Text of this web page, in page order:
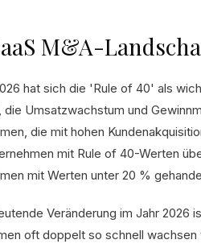
M&A-
hat sich die 'Rule of 40' als
die Umsatzwachstum und
die mit hohen
mit Rule of 40-Werten
mit Werten unter 20 %
Veränderung im Jahr 2026
oft doppelt so schnell